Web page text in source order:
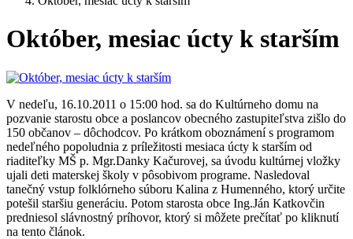
Október, mesiac úcty k starším
V nedeľu, 16.10.2011 o 15:00 hod. sa do Kultúrneho domu na
pozvanie starostu obce a poslancov obecného zastupiteľstva zišlo do
150 občanov – dôchodcov. Po krátkom oboznámení s programom
nedeľného popoludnia z príležitosti mesiaca úcty k starším od
riaditeľky MŠ p. Mgr.Danky Kačurovej, sa úvodu kultúrnej vložky
ujali deti materskej školy v pôsobivom programe. Nasledoval
tanečný vstup folklórneho súboru Kalina z Humenného, ktorý určite
potešil staršiu generáciu. Potom starosta obce Ing.Ján Katkovčin
predniesol slávnostný príhovor, ktorý si môžete prečítať po kliknutí
na tento článok.